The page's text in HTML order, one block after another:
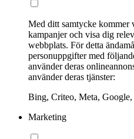
Med ditt samtycke kommer
kampanjer och visa dig
webbplats. För detta
personuppgifter med
använder deras
använder deras tjänster:
Bing, Criteo, Meta,
Marketing